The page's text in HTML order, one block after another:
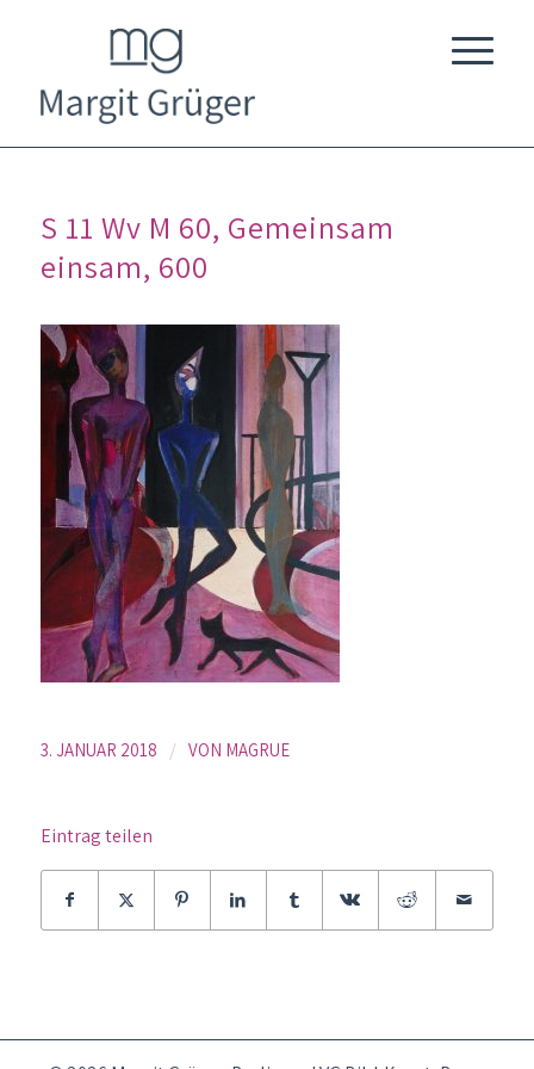
S 11 Wv M 60, Gemeinsam
einsam, 600
3. JANUAR 2018 / VON MAGRUE
Eintrag teilen